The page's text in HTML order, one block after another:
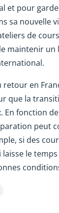
et pour
sa nouvelle
de
maintenir un
en
que la
En fonction
peut
si des
laisse le